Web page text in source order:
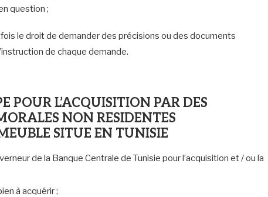
question ;
le droit de demander des précisions ou des documents
de chaque demande.
POUR L’ACQUISITION PAR DES
NON RESIDENTES
SITUE EN TUNISIE
de la Banque Centrale de Tunisie pour l’acquisition et / ou la
à acquérir ;